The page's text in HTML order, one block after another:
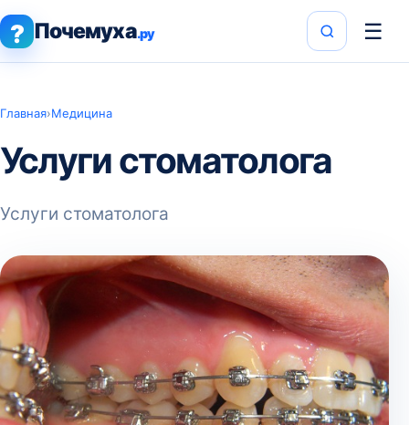
? Почемуха.ру ☰
Главная›Медицина
Услуги стоматолога
Услуги стоматолога